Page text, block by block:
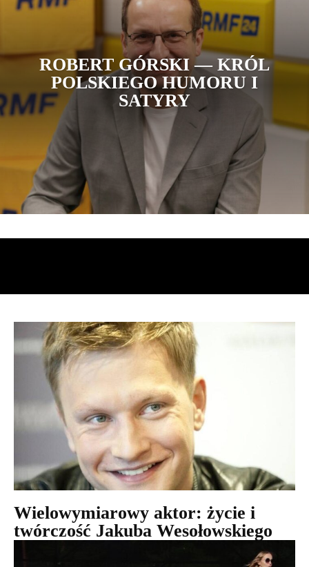
ROBERT GÓRSKI — KRÓL
POLSKIEGO HUMORU I
SATYRY
Wielowymiarowy aktor: życie i
twórczość Jakuba Wesołowskiego